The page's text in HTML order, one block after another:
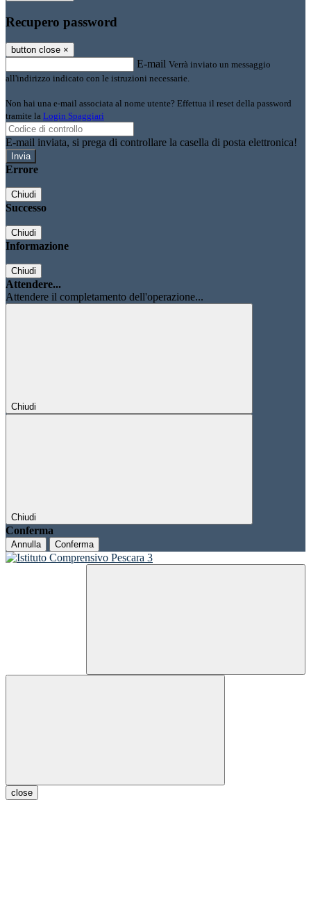
Recupero password
button close ×
E-mail Verrà inviato un messaggio
all'indirizzo indicato con le istruzioni necessarie.
Non hai una e-mail associata al nome utente? Effettua il reset della password
tramite la Login Spaggiari
E-mail inviata, si prega di controllare la casella di posta elettronica!
Errore
Chiudi
Successo
Chiudi
Informazione
Chiudi
Attendere...
Attendere il completamento dell'operazione...
Chiudi
Chiudi
Conferma
Annulla Conferma
close